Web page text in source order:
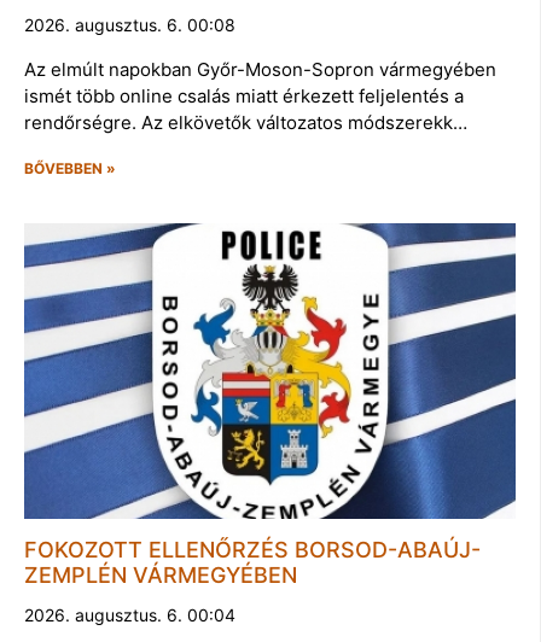
2026. augusztus. 6. 00:08
Az elmúlt napokban Győr-Moson-Sopron vármegyében
ismét több online csalás miatt érkezett feljelentés a
rendőrségre. Az elkövetők változatos módszerekk…
BŐVEBBEN »
FOKOZOTT ELLENŐRZÉS BORSOD-ABAÚJ-
ZEMPLÉN VÁRMEGYÉBEN
2026. augusztus. 6. 00:04